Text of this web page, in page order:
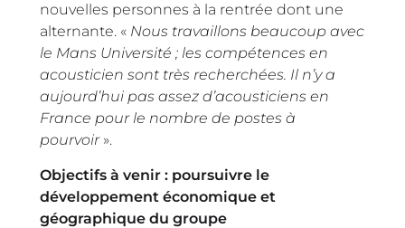
nouvelles personnes à la rentrée dont une
alternante. « Nous travaillons beaucoup avec
le Mans Université ; les compétences en
acousticien sont très recherchées. Il n’y a
aujourd’hui pas assez d’acousticiens en
France pour le nombre de postes à
pourvoir».
Objectifs à venir : poursuivre le
développement économique et
géographique du groupe